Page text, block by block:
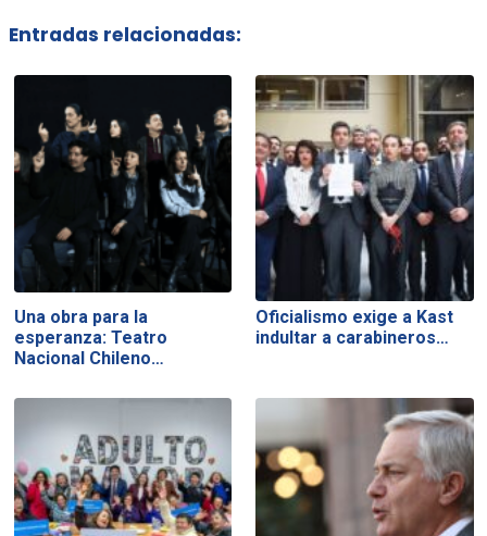
Entradas relacionadas:
Una obra para la
esperanza: Teatro
Nacional Chileno…
Oficialismo exige a Kast
indultar a carabineros…